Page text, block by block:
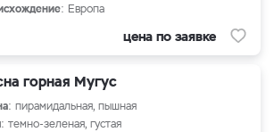
: Европа
цена по заявке
горная Мугус
: пирамидальная, пышная
: темно-зеленая, густая